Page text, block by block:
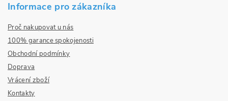
Informace pro zákazníka
Proč nakupovat u nás
100% garance spokojenosti
Obchodní podmínky
Doprava
Vrácení zboží
Kontakty